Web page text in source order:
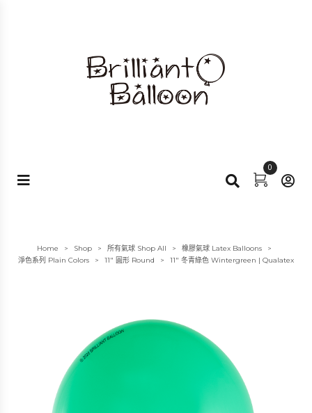
0
Home > Shop > 所有氣球 Shop All > 橡膠氣球 Latex Balloons >
淨色系列 Plain Colors > 11" 圓形 Round > 11″ 冬青綠色 Wintergreen | Qualatex